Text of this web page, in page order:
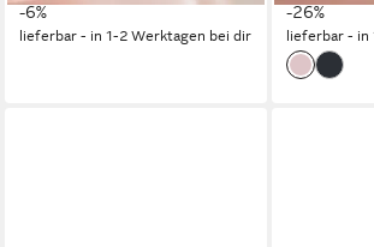
-6%
lieferbar - in 1-2 Werktagen bei dir
-26%
lieferbar - in